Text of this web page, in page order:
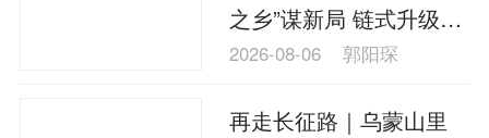
之乡”谋新局 链式升级撬
动郴州苏仙转型动能
2026-08-06 郭阳琛
再走长征路｜乌蒙山里